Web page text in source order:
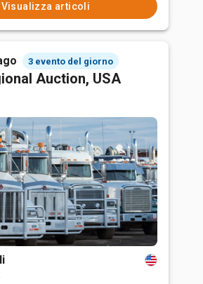
Visualizza articoli
3 evento del giorno
Auction, USA